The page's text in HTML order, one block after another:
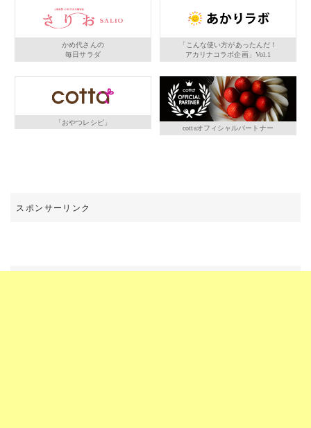
かめ代さんの
毎日サラダ
「こんな使い方があったんだ！
アカリナコラボ企画」Vol.1
「おやつレシピ」
cottaオフィシャルパートナー